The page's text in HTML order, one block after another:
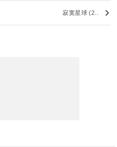
寂寞星球 (2.. keyboard_arrow_right